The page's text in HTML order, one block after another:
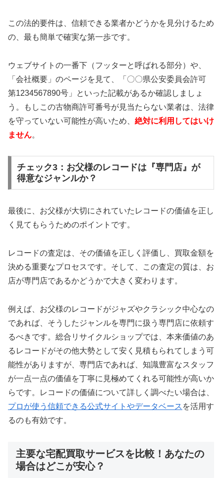
この法的要件は、信頼できる業者かどうかを見分けるため
の、最も簡単で確実な第一歩です。
ウェブサイトの一番下（フッターと呼ばれる部分）や、
「会社概要」のページを見て、「〇〇県公安委員会許可
第1234567890号」といった記載があるか確認しましょ
う。もしこの古物商許可番号が見当たらない業者は、法律
を守っていない可能性が高いため、 絶対に利用してはいけ
ません。
チェック3：お父様のレコードは『専門店』が
得意なジャンルか？
最後に、お父様が大切にされていたレコードの価値を正し
く見てもらうためのポイントです。
レコードの査定は、その価値を正しく評価し、買取金額を
決める重要なプロセスです。そして、この査定の質は、お
店が専門店であるかどうかで大きく変わります。
例えば、お父様のレコードがジャズやクラシック中心なの
であれば、そうしたジャンルを専門に扱う専門店に依頼す
るべきです。総合リサイクルショップでは、本来価値のあ
るレコードがその他大勢として安く見積もられてしまう可
能性がありますが、専門店であれば、知識豊富なスタッフ
が一点一点の価値を丁寧に見極めてくれる可能性が高いか
らです。レコードの価値について詳しく調べたい場合は、
プロが使う信頼できる公式サイトやデータベース を活用す
るのも有効です。
主要な宅配買取サービスを比較！あなたの
場合はどこが安心？